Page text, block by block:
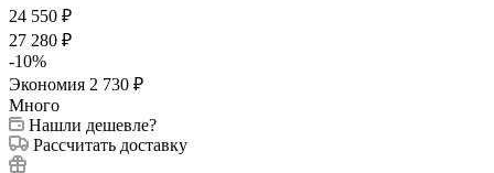
24 550 ₽
27 280 ₽
-10%
Экономия 2 730 ₽
Много
Нашли дешевле?
Рассчитать доставку